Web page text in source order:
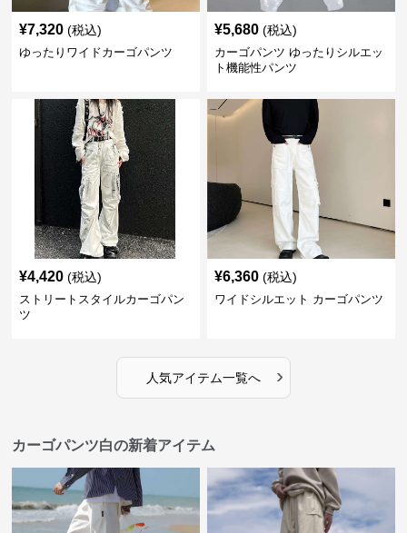
¥7,320 (税込)
ゆったりワイドカーゴパンツ
¥5,680 (税込)
カーゴパンツ ゆったりシルエッ
ト機能性パンツ
¥4,420 (税込)
ストリートスタイルカーゴパン
ツ
¥6,360 (税込)
ワイドシルエット カーゴパンツ
人気アイテム一覧へ ›
カーゴパンツ白の新着アイテム